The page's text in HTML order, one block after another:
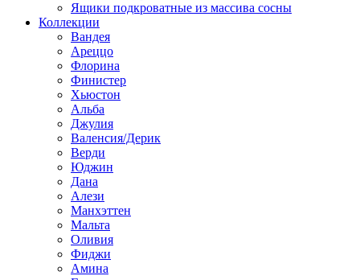
Ящики подкроватные из массива сосны
Коллекции
Вандея
Ареццо
Флорина
Финистер
Хьюстон
Альба
Джулия
Валенсия/Дерик
Верди
Юджин
Дана
Алези
Манхэттен
Мальта
Оливия
Фиджи
Амина